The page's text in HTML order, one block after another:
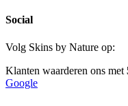
Social
Volg Skins by Nature op:
Klanten waarderen ons met
Google